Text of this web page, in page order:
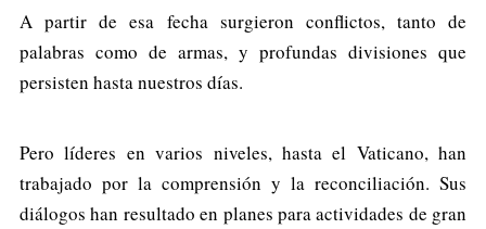
A partir de esa fecha surgieron conflictos, tanto de
palabras como de armas, y profundas divisiones que
persisten hasta nuestros días.
Pero líderes en varios niveles, hasta el Vaticano, han
trabajado por la comprensión y la reconciliación. Sus
diálogos han resultado en planes para actividades de gran